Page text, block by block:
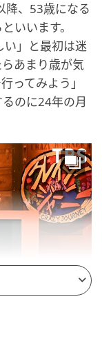
降、53歳になる
いいます。
い」と最初は迷
あまり歳が気
ってみよう」
のに24年の月